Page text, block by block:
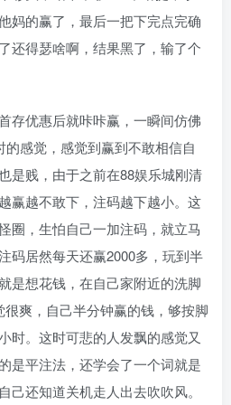
妈的赢了，最后一把下完点完确
还得瑟啥啊，结果黑了，输了个
存优惠后就咔咔赢，一瞬间仿佛
的感觉，感觉到赢到不敢相信自
是贱，由于之前在88娱乐城刚清
赢越不敢下，注码越下越小。这
圈，生怕自己一加注码，就立马
码居然每天还赢2000多，玩到半
是想花钱，在自己家附近的洗脚
爽，自己半分钟赢的钱，够按脚
时。这时可悲的人发飘的感觉又
是平注法，还学会了一个词就是
己还知道关机走人出去吹吹风。